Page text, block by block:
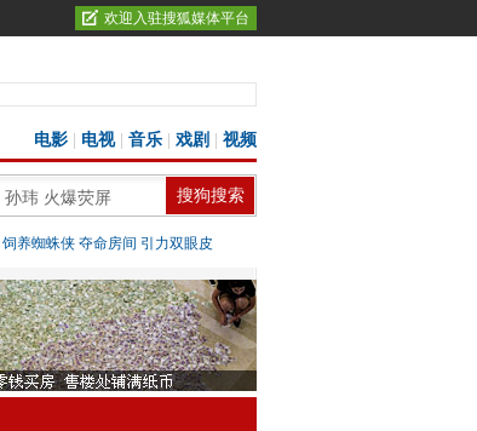
欢迎入驻搜狐媒体平台
电影 电视| 音乐 戏剧 视频
饲养蜘蛛侠 夺命房间 引力双眼皮